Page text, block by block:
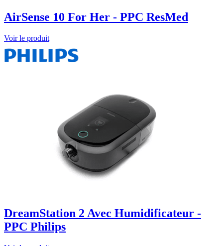
AirSense 10 For Her - PPC ResMed
Voir le produit
DreamStation 2 Avec Humidificateur -
PPC Philips